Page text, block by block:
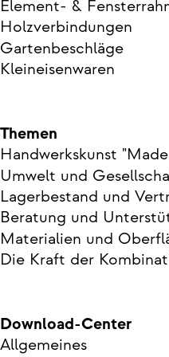
Element- &
Holzverbindungen
Gartenbeschläge
Kleineisenwaren
Themen
Handwerkskunst
Umwelt und
Lagerbestand und
Beratung und
Materialien und
Die Kraft der
Download-Center
Allgemeines